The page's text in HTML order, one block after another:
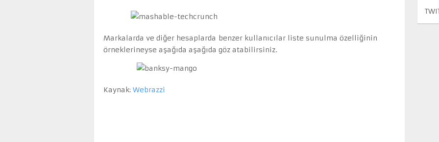
Markalarda ve diğer hesaplarda benzer kullanıcılar liste sunulma özelliğinin
örneklerineyse aşağıda aşağıda göz atabilirsiniz.
Kaynak: Webrazzi